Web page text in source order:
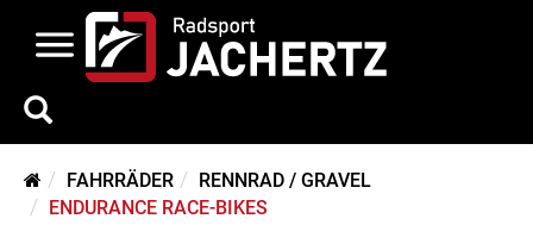
FAHRRÄDER
RENNRAD / GRAVEL
ENDURANCE RACE-BIKES